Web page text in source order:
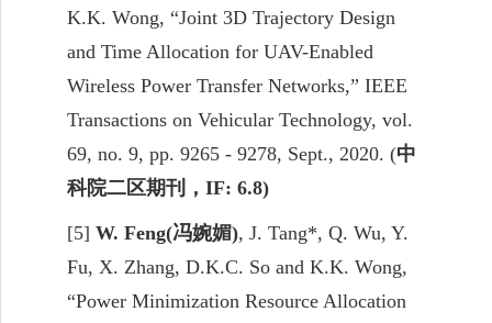
K.K. Wong, “Joint 3D Trajectory Design
and Time Allocation for UAV-Enabled
Wireless Power Transfer Networks,” IEEE
Transactions on Vehicular Technology, vol.
69, no. 9, pp. 9265 - 9278, Sept., 2020. (中
科院二区期刊， IF: 6.8)
[5] W. Feng(冯婉媚), J. Tang*, Q. Wu, Y.
Fu, X. Zhang, D.K.C. So and K.K. Wong,
“Power Minimization Resource Allocation